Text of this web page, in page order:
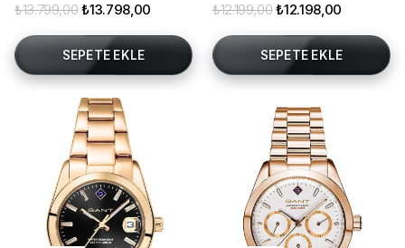
₺13.798,00
₺13.799,00
SEPETE EKLE
₺12.198,00
₺12.199,00
SEPETE EKLE